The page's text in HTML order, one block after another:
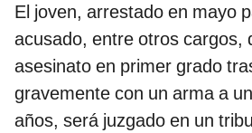
El joven, arrestado en mayo
acusado, entre otros cargos,
asesinato en primer grado
gravemente con un arma a
años, será juzgado en un